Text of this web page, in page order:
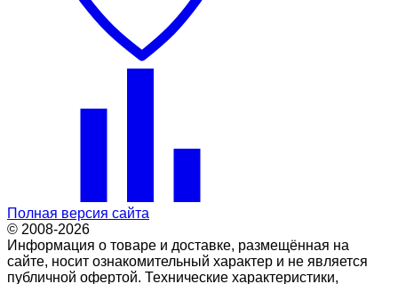
Полная версия сайта
© 2008-2026
Информация о товаре и доставке, размещённая на
сайте, носит ознакомительный характер и не является
публичной офертой. Технические характеристики,